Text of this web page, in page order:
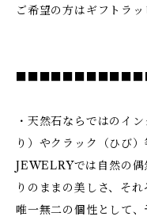
ご希望の方はギフトラ
・天然石ならではのイ
り）やクラック（ひび
JEWELRYでは自然の偶
りのままの美しさ、そ
唯一無二の個性として、